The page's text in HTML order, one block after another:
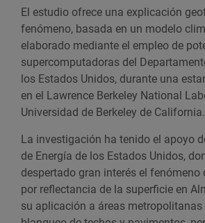
El estudio ofrece una explicación
fenómeno, basada en un modelo
elaborado mediante el empleo de
supercomputadoras del
los Estados Unidos, durante una
en el Lawrence Berkeley National
Universidad de Berkeley de California.
La investigación ha tenido el apoyo
de Energía de los Estados Unidos,
despertado gran interés el
por reflectancia de la superficie en
su aplicación a áreas metropolitanas